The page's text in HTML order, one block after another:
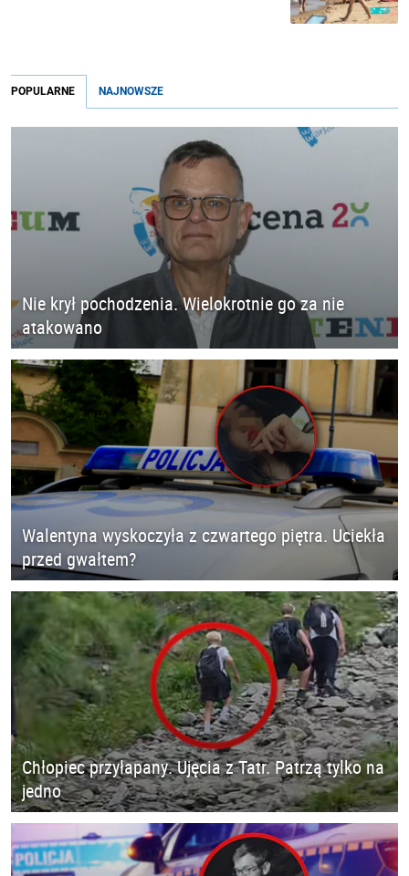
POPULARNE NAJNOWSZE
Nie krył pochodzenia. Wielokrotnie go za nie
atakowano
Walentyna wyskoczyła z czwartego piętra. Uciekła
przed gwałtem?
Chłopiec przyłapany. Ujęcia z Tatr. Patrzą tylko na
jedno